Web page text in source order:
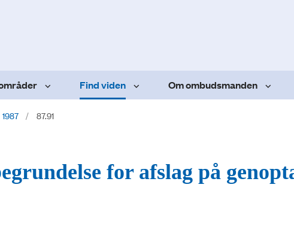
Find viden Om ombudsmanden
1987 87.91
for afslag på